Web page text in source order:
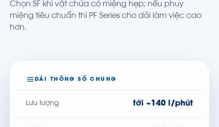
Chọn SF khi vật chứa có miệng hẹp; nếu phuy
miệng tiêu chuẩn thì PF Series cho dải làm việc cao
hơn.
DẢI THÔNG SỐ CHUNG
Lưu lượng tới ~140 l/phút